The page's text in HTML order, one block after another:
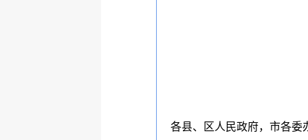
各县、区人民政府，市各委